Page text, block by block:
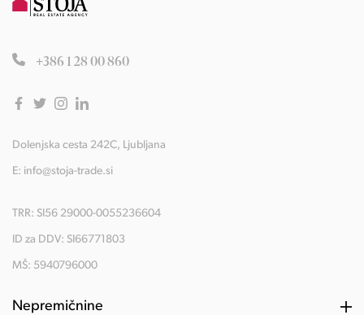
+386 1 28 00 860
Dolenjska cesta 242C, Ljubljana
E: info@stoja-trade.si
TRR: SI56 29000-0055236604
ID za DDV: SI66771803
MŠ: 5940796000
Nepremičnine